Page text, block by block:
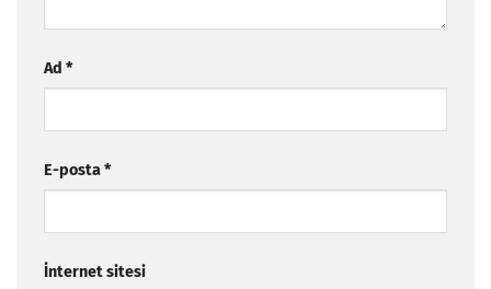
Ad *
E-posta*
İnternet sitesi